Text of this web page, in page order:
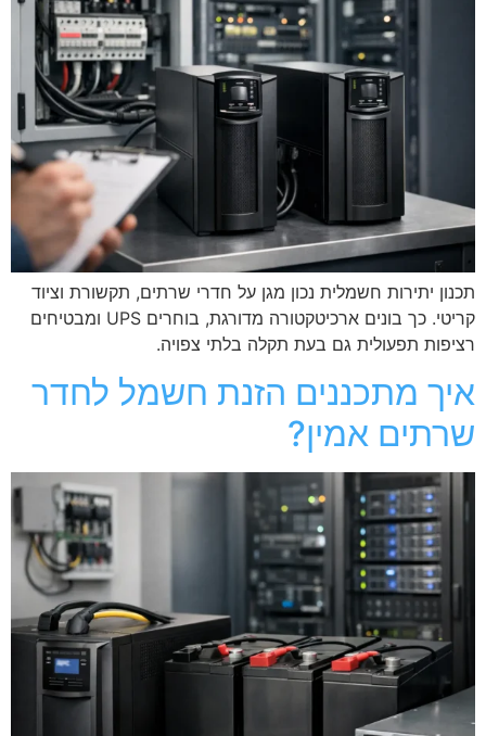
תכנון יתירות חשמלית נכון מגן על חדרי שרתים, תקשורת וציוד
קריטי. כך בונים ארכיטקטורה מדורגת, בוחרים UPS ומבטיחים
רציפות תפעולית גם בעת תקלה בלתי צפויה.
איך מתכננים הזנת חשמל לחדר
שרתים אמין?